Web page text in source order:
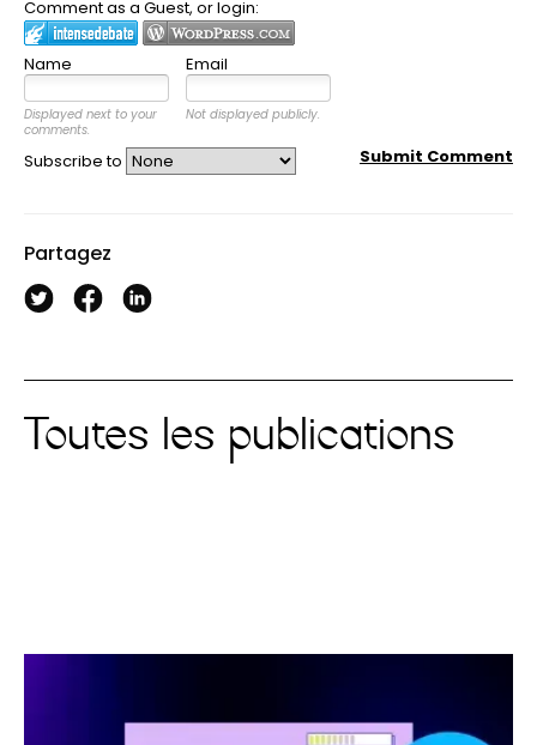
Comment as a Guest, or login:
Name Email
Displayed next to your
comments.
Not displayed publicly.
Submit Comment
Subscribe to
Partagez
Toutes les publications